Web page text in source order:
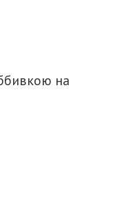
на